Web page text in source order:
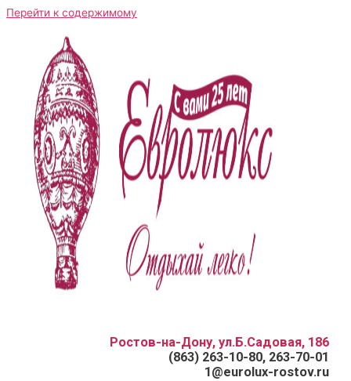
Перейти к содержимому
Ростов-на-Дону, ул.Б.Садовая, 186
(863) 263-10-80, 263-70-01
1@eurolux-rostov.ru